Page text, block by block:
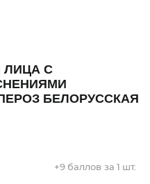
ЛИЦА С
БЕЛОРУССКАЯ
+9 баллов за 1 шт.